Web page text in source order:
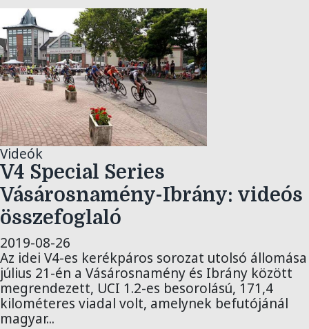
Videók
V4 Special Series
Vásárosnamény-Ibrány: videós
összefoglaló
2019-08-26
Az idei V4-es kerékpáros sorozat utolsó állomása
július 21-én a Vásárosnamény és Ibrány között
megrendezett, UCI 1.2-es besorolású, 171,4
kilométeres viadal volt, amelynek befutójánál
magyar...